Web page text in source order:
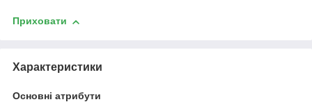
Приховати
Характеристики
Основні атрибути